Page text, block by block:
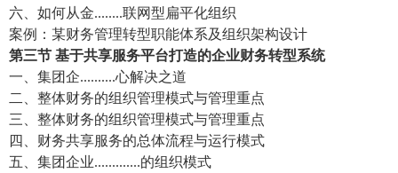
六、如何从金........联网型扁平化组织
案例：某财务管理转型职能体系及组织架构设计
第三节 基于共享服务平台打造的企业财务转型系统
一 、集团企..........心解决之道
二
、整体财务的组织管理模式与管理重点
三 、整体财务的组织管理模式与管理重点
四
、财务共享服务的总体流程与运行模式
五 、集团企业.............的组织模式